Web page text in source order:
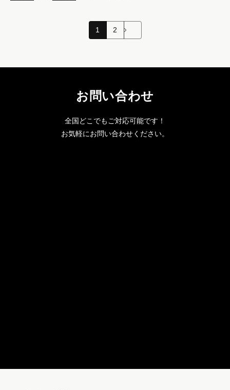
1 2
お問い合わせ
全国どこでもご対応可能です！
お気軽にお問い合わせください。